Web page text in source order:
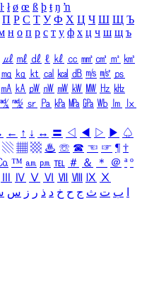
ŀ ł ø œ ß þ ŧ ŋ ŉ
П Р С Т У Ф Х Ц Ч Ш Щ Ъ
н о п р с т у ф х ц ч ш щ ъ
㎕ ㎖ ㎗ ℓ ㎘ ㏄ ㎣ ㎤ ㎥ ㎦
㎎ ㎏ ㏏ ㎈ ㎉ ㏈ ㎧ ㎨ ㎰
㎃ ㎄ ㎺ ㎻ ㎽ ㎾ ㎿ ㎐ ㎑
㎯ ㏛ ㎩ ㎪ ㎫ ㎬ ㏝ ㏐
㏓
← ↑ ↓ ↔ 〓 ◁ ◀ ▷ ▶ ♤
▧ ▦ ▩ ♨ ☏ ☎ ☜ ☞ ¶ †
™ ㏂ ㏘ ℡ ＃ ＆ ＊ ＠ ª º
Ⅳ Ⅴ Ⅵ Ⅶ Ⅷ Ⅸ Ⅹ
ب ت ث ج ح خ د ذ ر ز س